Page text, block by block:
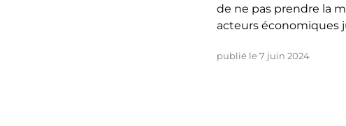
de ne pas prendre la
acteurs économiques
publié le 7 juin 2024